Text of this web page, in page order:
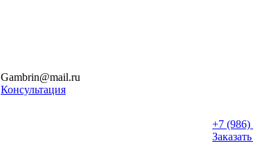
Gambrin@mail.ru
Консультация
+7 (986)